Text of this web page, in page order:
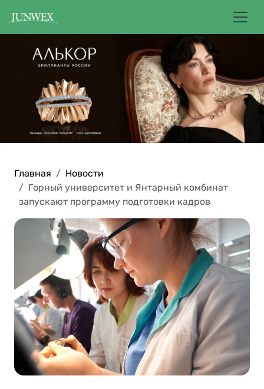
Главная
Новости
Горный университет и Янтарный комбинат
запускают программу подготовки кадров